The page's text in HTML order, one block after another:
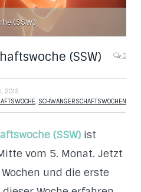
(SSW)
(SSW) 0
2015
, SCHWANGERSCHAFTSWOCHEN
(SSW) ist
vom 5. Monat. Jetzt
und die erste